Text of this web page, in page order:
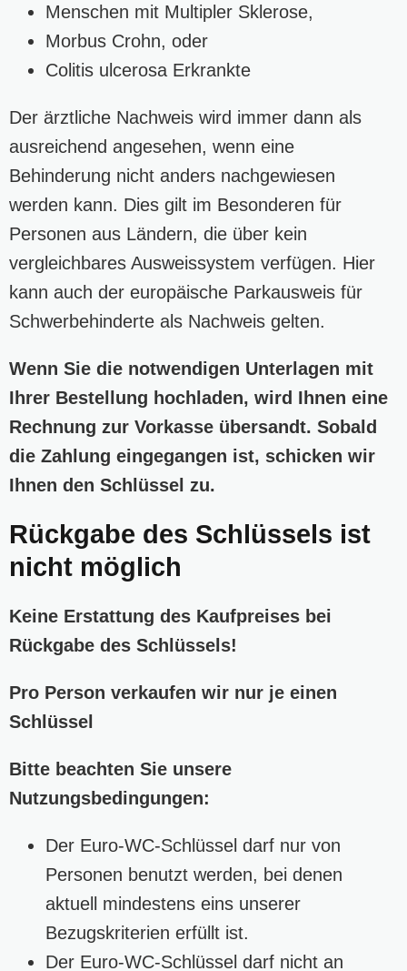
Menschen mit Multipler Sklerose,
Morbus Crohn, oder
Colitis ulcerosa Erkrankte
Der ärztliche Nachweis wird immer dann als
ausreichend angesehen, wenn eine
Behinderung nicht anders nachgewiesen
werden kann. Dies gilt im Besonderen für
Personen aus Ländern, die über kein
vergleichbares Ausweissystem verfügen. Hier
kann auch der europäische Parkausweis für
Schwerbehinderte als Nachweis gelten.
Wenn Sie die notwendigen Unterlagen mit
Ihrer Bestellung hochladen, wird Ihnen eine
Rechnung zur Vorkasse übersandt. Sobald
die Zahlung eingegangen ist, schicken wir
Ihnen den Schlüssel zu.
Rückgabe des Schlüssels ist
nicht möglich
Keine Erstattung des Kaufpreises bei
Rückgabe des Schlüssels!
Pro Person verkaufen wir nur je einen
Schlüssel
Bitte beachten Sie unsere
Nutzungsbedingungen:
Der Euro-WC-Schlüssel darf nur von
Personen benutzt werden, bei denen
aktuell mindestens eins unserer
Bezugskriterien erfüllt ist.
Der Euro-WC-Schlüssel darf nicht an